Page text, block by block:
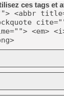
ces tags et
<abbr
<em>